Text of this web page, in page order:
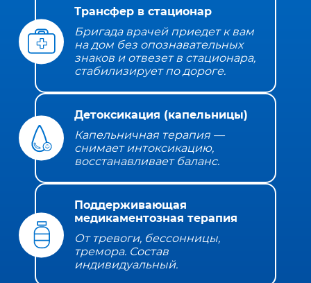
Трансфер в стационар
Бригада врачей приедет к вам
на дом без опознавательных
знаков и отвезет в стационара,
стабилизирует по дороге.
Детоксикация (капельницы)
Капельничная терапия —
снимает интоксикацию,
восстанавливает баланс.
Поддерживающая
медикаментозная терапия
От тревоги, бессонницы,
тремора. Состав
индивидуальный.